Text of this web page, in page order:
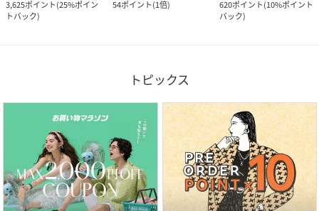
3,625ポイント(25%ポイン
トバック)
54ポイント(1倍) 620ポイント(10%ポイント
バック)
トピックス